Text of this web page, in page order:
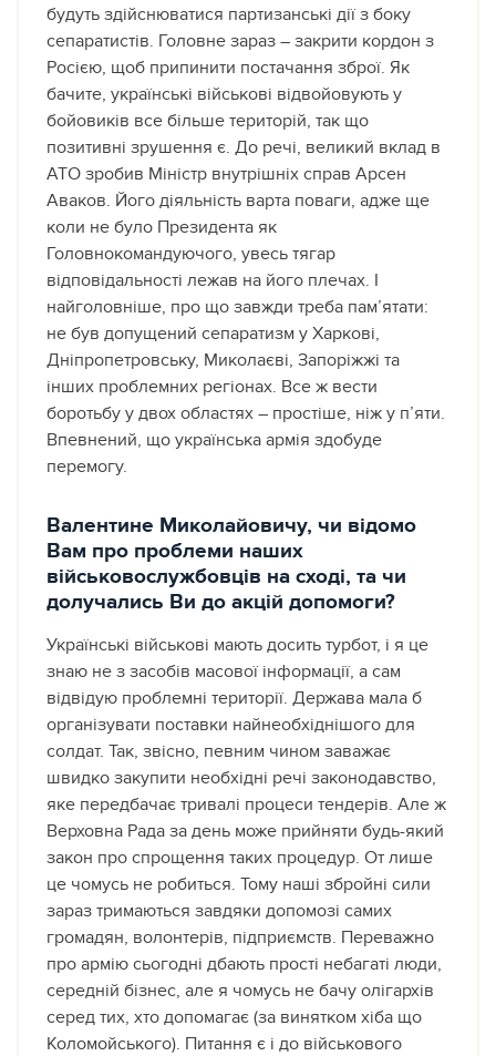
будуть здійснюватися партизанські дії з боку
сепаратистів. Головне зараз – закрити кордон з
Росією, щоб припинити постачання зброї. Як
бачите, українські військові відвойовують у
бойовиків все більше територій, так що
позитивні зрушення є. До речі, великий вклад в
АТО зробив Міністр внутрішніх справ Арсен
Аваков. Його діяльність варта поваги, адже ще
коли не було Президента як
Головнокомандуючого, увесь тягар
відповідальності лежав на його плечах. І
найголовніше, про що завжди треба пам’ятати:
не був допущений сепаратизм у Харкові,
Дніпропетровську, Миколаєві, Запоріжжі та
інших проблемних регіонах. Все ж вести
боротьбу у двох областях – простіше, ніж у п’яти.
Впевнений, що українська армія здобуде
перемогу.
Валентине Миколайовичу, чи відомо
Вам про проблеми наших
військовослужбовців на сході, та чи
долучались Ви до акцій допомоги?
Українські військові мають досить турбот, і я це
знаю не з засобів масової інформації, а сам
відвідую проблемні території. Держава мала б
організувати поставки найнеобхіднішого для
солдат. Так, звісно, певним чином заважає
швидко закупити необхідні речі законодавство,
яке передбачає тривалі процеси тендерів. Але ж
Верховна Рада за день може прийняти будь-який
закон про спрощення таких процедур. От лише
це чомусь не робиться. Тому наші збройні сили
зараз тримаються завдяки допомозі самих
громадян, волонтерів, підприємств. Переважно
про армію сьогодні дбають прості небагаті люди,
середній бізнес, але я чомусь не бачу олігархів
серед тих, хто допомагає (за винятком хіба що
Коломойського). Питання є і до військового